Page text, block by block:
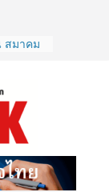
ค์กร ชู
ารขับ
มาคม
อัตรา
Care
จัดส่ง
โจทย์